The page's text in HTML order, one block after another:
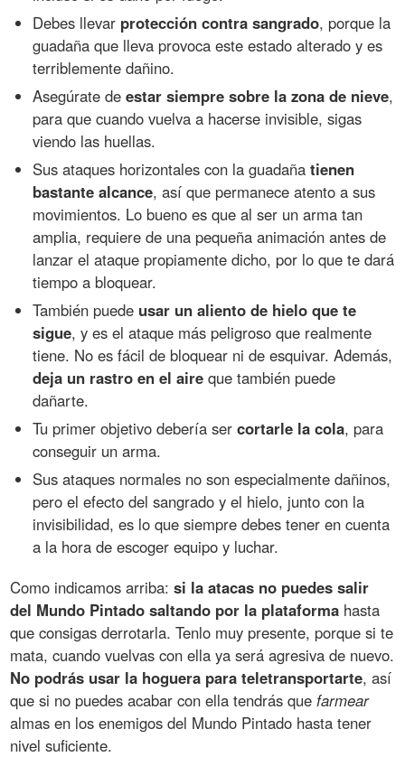
Debes llevar protección contra sangrado, porque la
guadaña que lleva provoca este estado alterado y es
terriblemente dañino.
Asegúrate deestar siempre sobre la zona de nieve,
para que cuando vuelva a hacerse invisible, sigas
viendo las huellas.
Sus ataques horizontales con la guadañatienen
bastante alcance, así que permanece atento a sus
movimientos. Lo bueno es que al ser un arma tan
amplia, requiere de una pequeña animación antes de
lanzar el ataque propiamente dicho, por lo que te dará
tiempo a bloquear.
También puede usar un aliento de hielo que te
sigue, y es el ataque más peligroso que realmente
tiene. No es fácil de bloquear ni de esquivar. Además,
deja un rastro en el aire que también puede
dañarte.
Tu primer objetivo debería sercortarle la cola, para
conseguir un arma.
Sus ataques normales no son especialmente dañinos,
pero el efecto del sangrado y el hielo, junto con la
invisibilidad, es lo que siempre debes tener en cuenta
a la hora de escoger equipo y luchar.
Como indicamos arriba:si la atacas no puedes salir
del Mundo Pintado saltando por la plataforma hasta
que consigas derrotarla. Tenlo muy presente, porque si te
mata, cuando vuelvas con ella ya será agresiva de nuevo.
No podrás usar la hoguera para teletransportarte, así
que si no puedes acabar con ella tendrás que farmear
almas en los enemigos del Mundo Pintado hasta tener
nivel suficiente.